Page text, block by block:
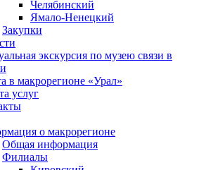
Челябинский
Ямало-Ненецкий
Закупки
экскурсия по музею связи в
в макрорегионе «Урал»
услуг
о макрорегионе
Общая информация
Филиалы